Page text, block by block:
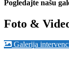
Pogledajte našu
Foto &
Galerija